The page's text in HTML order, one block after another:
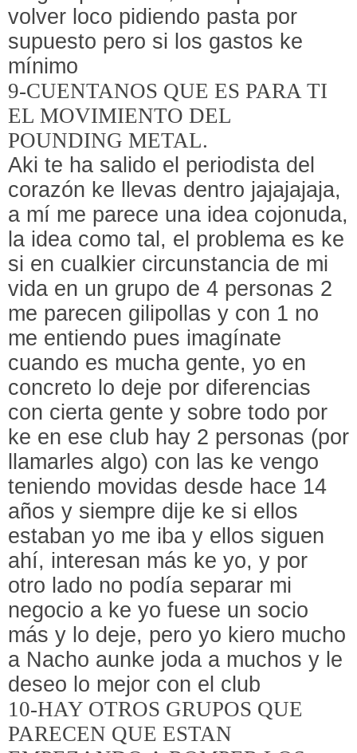
volver loco pidiendo pasta por
supuesto pero si los gastos ke
mínimo
9-CUENTANOS QUE ES PARA TI
EL MOVIMIENTO DEL
POUNDING METAL.
Aki te ha salido el periodista del
corazón ke llevas dentro jajajajaja,
a mí me parece una idea cojonuda,
la idea como tal, el problema es ke
si en cualkier circunstancia de mi
vida en un grupo de 4 personas 2
me parecen gilipollas y con 1 no
me entiendo pues imagínate
cuando es mucha gente, yo en
concreto lo deje por diferencias
con cierta gente y sobre todo por
ke en ese club hay 2 personas (por
llamarles algo) con las ke vengo
teniendo movidas desde hace 14
años y siempre dije ke si ellos
estaban yo me iba y ellos siguen
ahí, interesan más ke yo, y por
otro lado no podía separar mi
negocio a ke yo fuese un socio
más y lo deje, pero yo kiero mucho
a Nacho aunke joda a muchos y le
deseo lo mejor con el club
10-HAY OTROS GRUPOS QUE
PARECEN QUE ESTAN